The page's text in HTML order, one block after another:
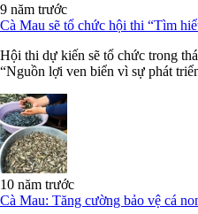
9 năm trước
Cà Mau sẽ tổ chức hội thi “Tìm
Hội thi dự kiến sẽ tổ chức trong
“Nguồn lợi ven biển vì sự phát
10 năm trước
Cà Mau: Tăng cường bảo vệ cá